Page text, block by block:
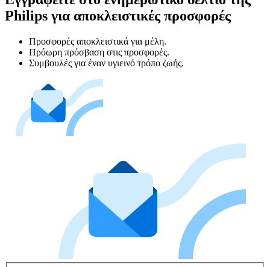
Philips για αποκλειστικές προσφορές
Προσφορές αποκλειστικά για μέλη.
Πρόωρη πρόσβαση στις προσφορές.
Συμβουλές για έναν υγιεινό τρόπο ζωής.